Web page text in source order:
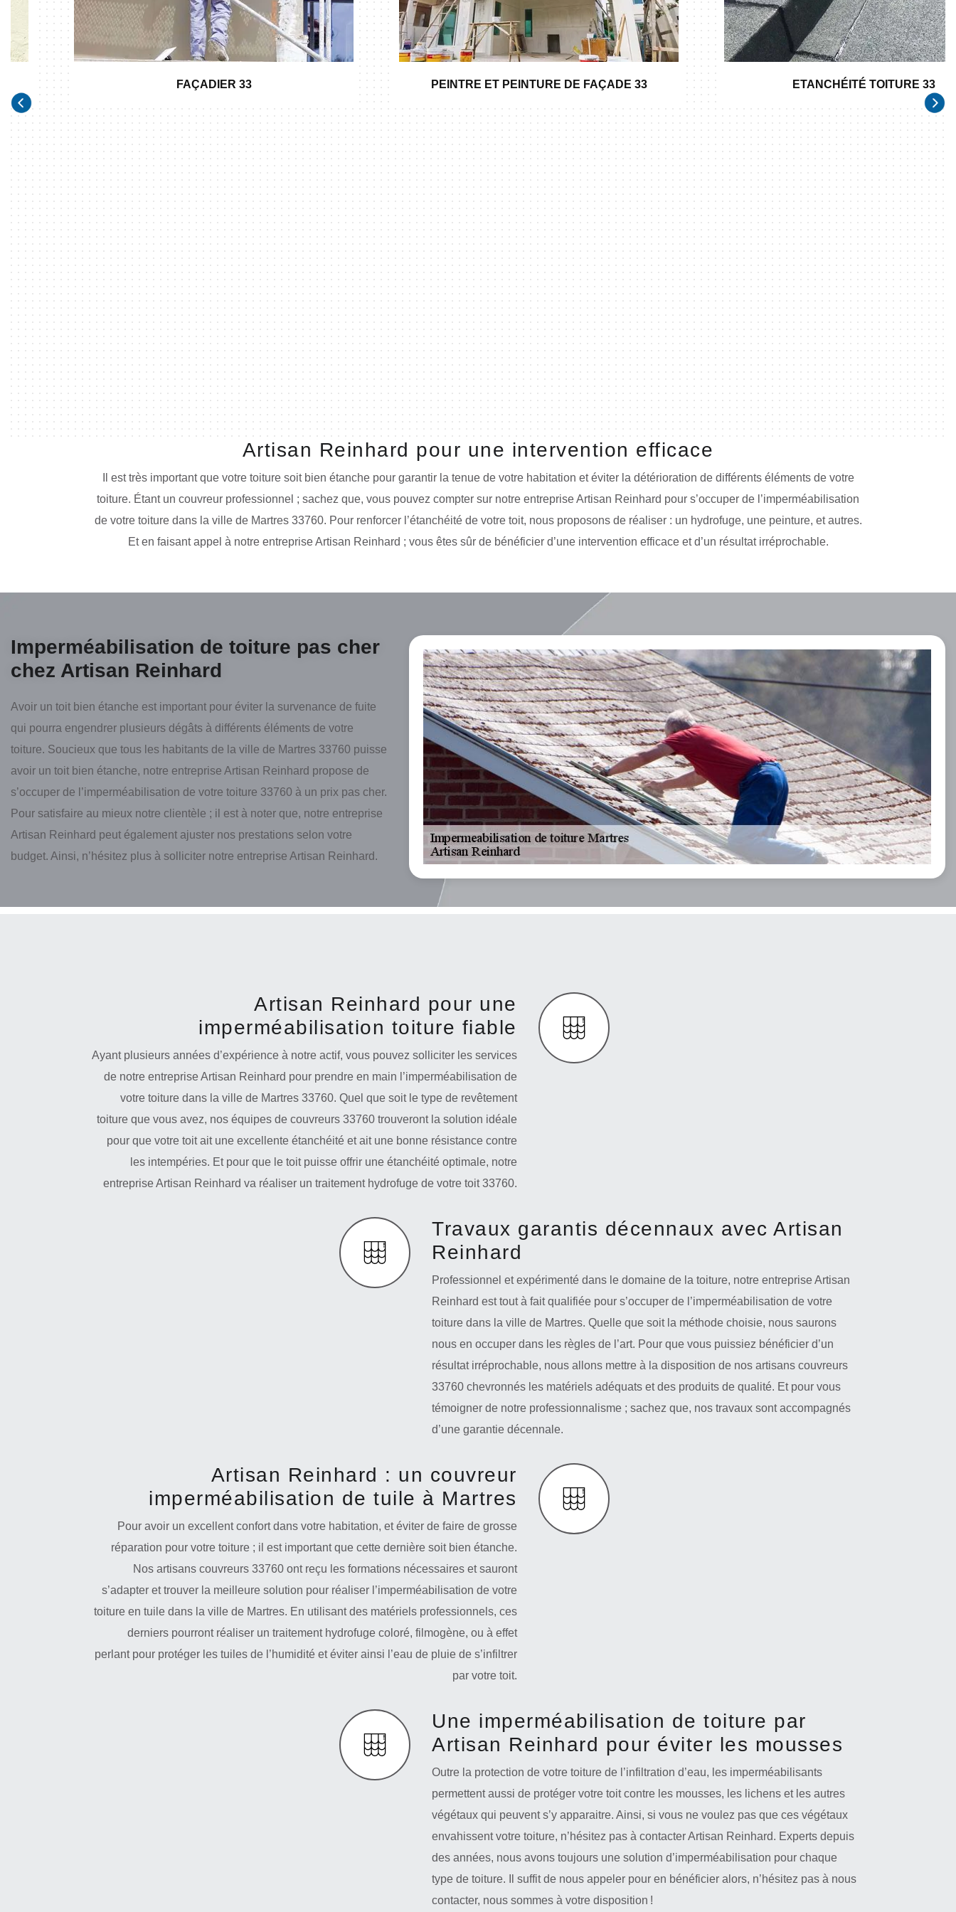
FAÇADIER 33 PEINTRE ET PEINTURE DE FAÇADE 33 ETANCHÉITÉ TOITURE 33
Artisan Reinhard pour une intervention efficace
Il est très important que votre toiture soit bien étanche pour garantir la tenue de votre habitation et éviter la détérioration de différents éléments de votre
toiture. Étant un couvreur professionnel ; sachez que, vous pouvez compter sur notre entreprise Artisan Reinhard pour s’occuper de l’imperméabilisation
de votre toiture dans la ville de Martres 33760. Pour renforcer l’étanchéité de votre toit, nous proposons de réaliser : un hydrofuge, une peinture, et autres.
Et en faisant appel à notre entreprise Artisan Reinhard ; vous êtes sûr de bénéficier d’une intervention efficace et d’un résultat irréprochable.
Imperméabilisation de toiture pas cher
chez Artisan Reinhard
Avoir un toit bien étanche est important pour éviter la survenance de fuite
qui pourra engendrer plusieurs dégâts à différents éléments de votre
toiture. Soucieux que tous les habitants de la ville de Martres 33760 puisse
avoir un toit bien étanche, notre entreprise Artisan Reinhard propose de
s’occuper de l’imperméabilisation de votre toiture 33760 à un prix pas cher.
Pour satisfaire au mieux notre clientèle ; il est à noter que, notre entreprise
Artisan Reinhard peut également ajuster nos prestations selon votre
budget. Ainsi, n’hésitez plus à solliciter notre entreprise Artisan Reinhard.
Artisan Reinhard pour une
imperméabilisation toiture fiable
Ayant plusieurs années d’expérience à notre actif, vous pouvez solliciter les services
de notre entreprise Artisan Reinhard pour prendre en main l’imperméabilisation de
votre toiture dans la ville de Martres 33760. Quel que soit le type de revêtement
toiture que vous avez, nos équipes de couvreurs 33760 trouveront la solution idéale
pour que votre toit ait une excellente étanchéité et ait une bonne résistance contre
les intempéries. Et pour que le toit puisse offrir une étanchéité optimale, notre
entreprise Artisan Reinhard va réaliser un traitement hydrofuge de votre toit 33760.
Travaux garantis décennaux avec Artisan
Reinhard
Professionnel et expérimenté dans le domaine de la toiture, notre entreprise Artisan
Reinhard est tout à fait qualifiée pour s’occuper de l’imperméabilisation de votre
toiture dans la ville de Martres. Quelle que soit la méthode choisie, nous saurons
nous en occuper dans les règles de l’art. Pour que vous puissiez bénéficier d’un
résultat irréprochable, nous allons mettre à la disposition de nos artisans couvreurs
33760 chevronnés les matériels adéquats et des produits de qualité. Et pour vous
témoigner de notre professionnalisme ; sachez que, nos travaux sont accompagnés
d’une garantie décennale.
Artisan Reinhard : un couvreur
imperméabilisation de tuile à Martres
Pour avoir un excellent confort dans votre habitation, et éviter de faire de grosse
réparation pour votre toiture ; il est important que cette dernière soit bien étanche.
Nos artisans couvreurs 33760 ont reçu les formations nécessaires et sauront
s’adapter et trouver la meilleure solution pour réaliser l’imperméabilisation de votre
toiture en tuile dans la ville de Martres. En utilisant des matériels professionnels, ces
derniers pourront réaliser un traitement hydrofuge coloré, filmogène, ou à effet
perlant pour protéger les tuiles de l’humidité et éviter ainsi l’eau de pluie de s’infiltrer
par votre toit.
Une imperméabilisation de toiture par
Artisan Reinhard pour éviter les mousses
Outre la protection de votre toiture de l’infiltration d’eau, les imperméabilisants
permettent aussi de protéger votre toit contre les mousses, les lichens et les autres
végétaux qui peuvent s’y apparaitre. Ainsi, si vous ne voulez pas que ces végétaux
envahissent votre toiture, n’hésitez pas à contacter Artisan Reinhard. Experts depuis
des années, nous avons toujours une solution d’imperméabilisation pour chaque
type de toiture. Il suffit de nous appeler pour en bénéficier alors, n’hésitez pas à nous
contacter, nous sommes à votre disposition !